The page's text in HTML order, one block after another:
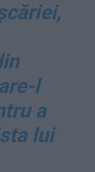
l
a
lui